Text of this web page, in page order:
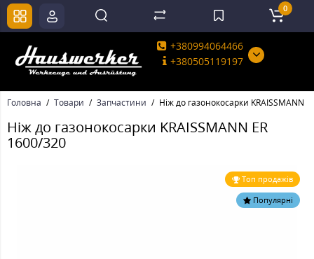
+380994064466
+380505119197
0
Головна Товари Запчастини Ніж до газонокосарки KRAISSMANN
Ніж до газонокосарки KRAISSMANN ER
1600/320
Топ продажів
Популярні